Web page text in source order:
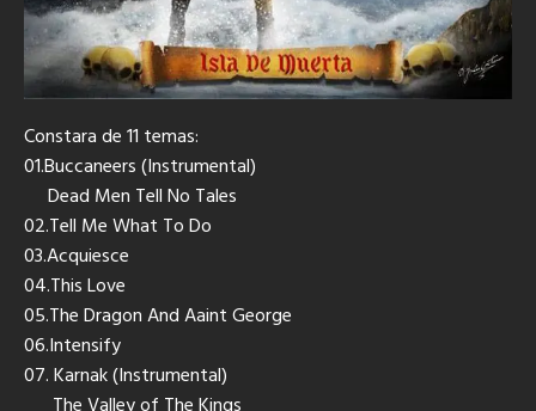
Constara de 11 temas:
01.Buccaneers (Instrumental)
Dead Men Tell No Tales
02.Tell Me What To Do
03.Acquiesce
04.This Love
05.The Dragon And Aaint George
06.Intensify
07. Karnak (Instrumental)